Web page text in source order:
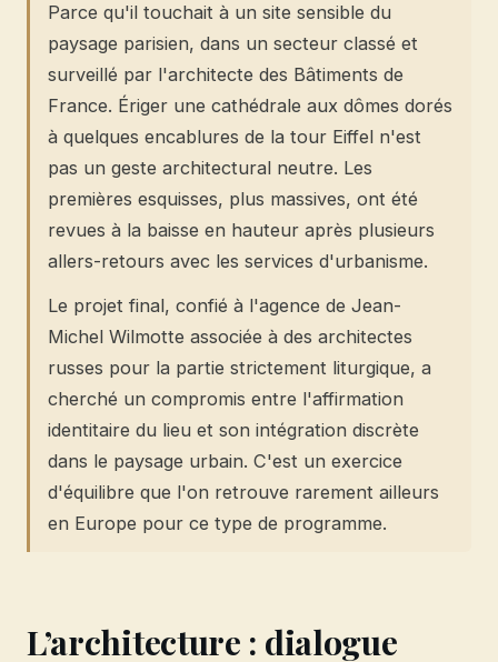
Parce qu'il touchait à un site sensible du
paysage parisien, dans un secteur classé et
surveillé par l'architecte des Bâtiments de
France. Ériger une cathédrale aux dômes dorés
à quelques encablures de la tour Eiffel n'est
pas un geste architectural neutre. Les
premières esquisses, plus massives, ont été
revues à la baisse en hauteur après plusieurs
allers-retours avec les services d'urbanisme.
Le projet final, confié à l'agence de Jean-
Michel Wilmotte associée à des architectes
russes pour la partie strictement liturgique, a
cherché un compromis entre l'affirmation
identitaire du lieu et son intégration discrète
dans le paysage urbain. C'est un exercice
d'équilibre que l'on retrouve rarement ailleurs
en Europe pour ce type de programme.
L’architecture : dialogue